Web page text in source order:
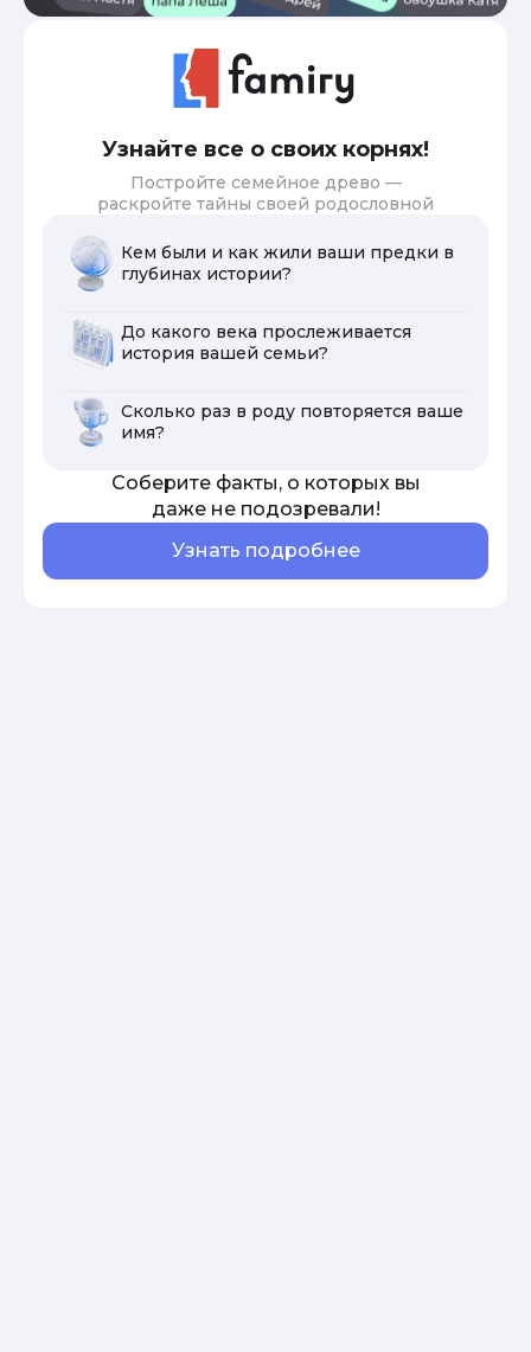
Узнайте все о своих корнях!
Постройте семейное древо —
раскройте тайны своей родословной
Кем были и как жили ваши предки в
глубинах истории?
До какого века прослеживается
история вашей семьи?
Сколько раз в роду повторяется ваше
имя?
Соберите факты, о которых вы
даже не подозревали!
Узнать подробнее